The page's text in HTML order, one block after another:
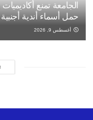
الجامعة تمنع
حمل أسماء أندية أجنبية
أغسطس 9, 2026